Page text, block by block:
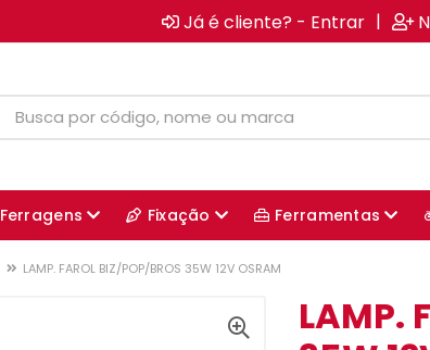
Já é cliente? - Entrar |
Ferragens Fixação Ferramentas
LAMP. FAROL BIZ/POP/BROS 35W 12V OSRAM
LAMP.